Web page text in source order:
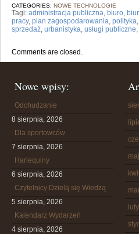
CATEGORIES: NOWE TECHNOLOGIE
Tagi: administracja publiczna, biuro,
pracy, plan zagospodarowania, polityka,
sprzedaż, urbanistyka, usługi publiczne,
Comments are closed.
Nowe wpisy:
Odchudzanie
8 sierpnia, 2026
Dla sportowców
7 sierpnia, 2026
Harlequiny
6 sierpnia, 2026
Czytelnicy Dzielą się Wiedzą
5 sierpnia, 2026
Kalendarz Wydarzeń
4 sierpnia, 2026